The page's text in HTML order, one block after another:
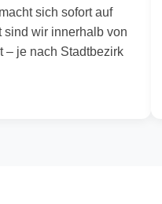
sich sofort auf
sind wir innerhalb von
– je nach Stadtbezirk